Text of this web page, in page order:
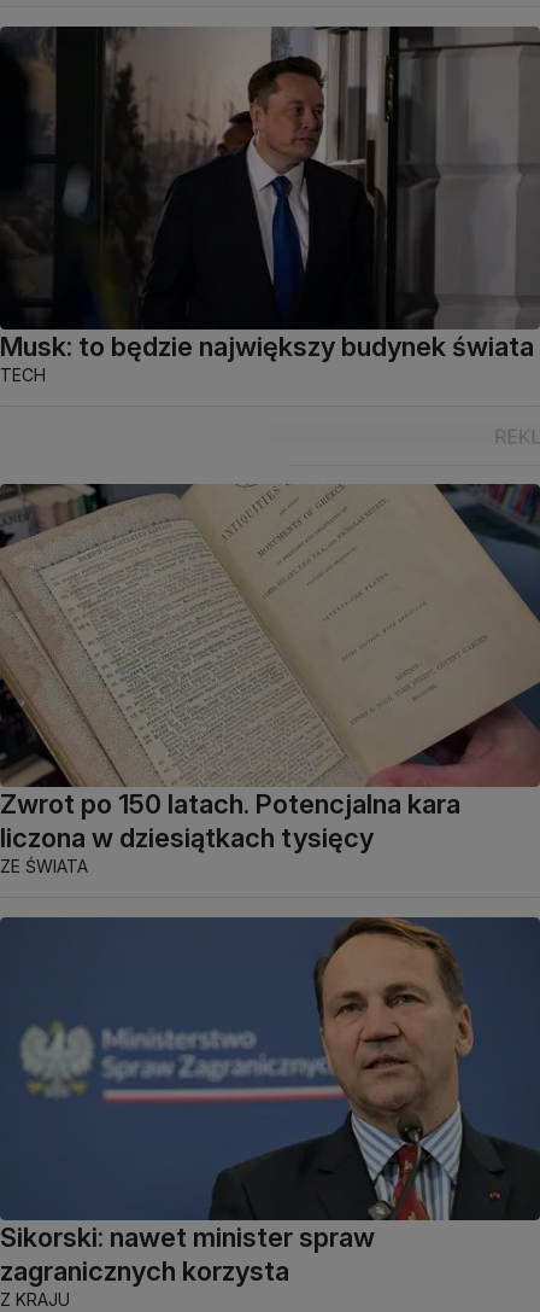
Musk: to będzie największy budynek świata
TECH
Zwrot po 150 latach. Potencjalna kara
liczona w dziesiątkach tysięcy
ZE ŚWIATA
Sikorski: nawet minister spraw
zagranicznych korzysta
Z KRAJU